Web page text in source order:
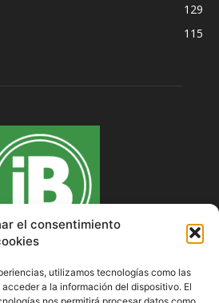
el consentimiento
utilizamos tecnologías como las
a la información del dispositivo. El
129
115